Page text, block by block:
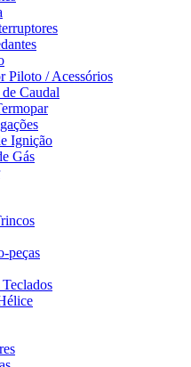
Piloto / Acessórios
de Caudal
Ignição
Gás
peças